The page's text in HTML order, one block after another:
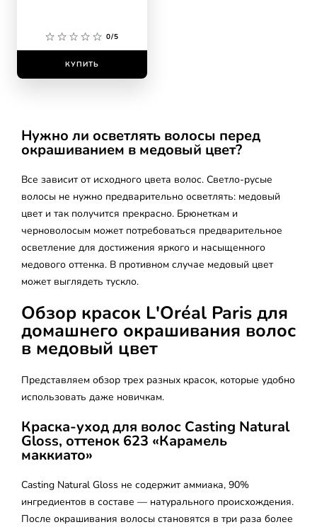
0/5
КУПИТЬ
Нужно ли осветлять волосы перед
окрашиванием в медовый цвет?
Все зависит от исходного цвета волос. Светло-русые
волосы не нужно предварительно осветлять: медовый
цвет и так получится прекрасно. Брюнеткам и
черноволосым может потребоваться предварительное
осветление для достижения яркого и насыщенного
медового оттенка. В противном случае медовый цвет
может выглядеть тускло.
Обзор красок L'Oréal Paris для
домашнего окрашивания волос
в медовый цвет
Представляем обзор трех разных красок, которые удобно
использовать даже новичкам.
Краска-уход для волос Casting Natural
Gloss, оттенок 623 «Карамель
маккиато»
Casting Natural Gloss не содержит аммиака, 90%
ингредиентов в составе — натурального происхождения.
После окрашивания волосы становятся в три раза более